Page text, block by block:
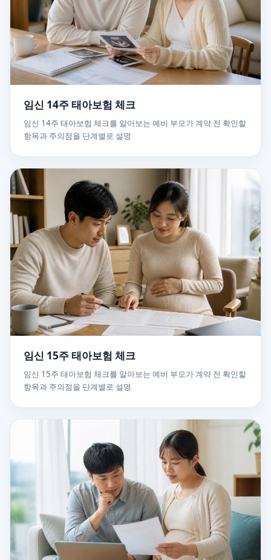
임신 14주 태아보험 체크
임신 14주 태아보험 체크를 알아보는 예비 부모가 계약 전 확인할
항목과 주의점을 단계별로 설명
임신 15주 태아보험 체크
임신 15주 태아보험 체크를 알아보는 예비 부모가 계약 전 확인할
항목과 주의점을 단계별로 설명